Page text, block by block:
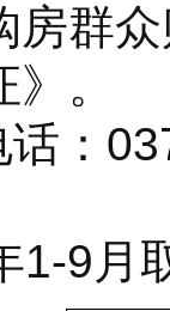
房群
。
话：
1-9